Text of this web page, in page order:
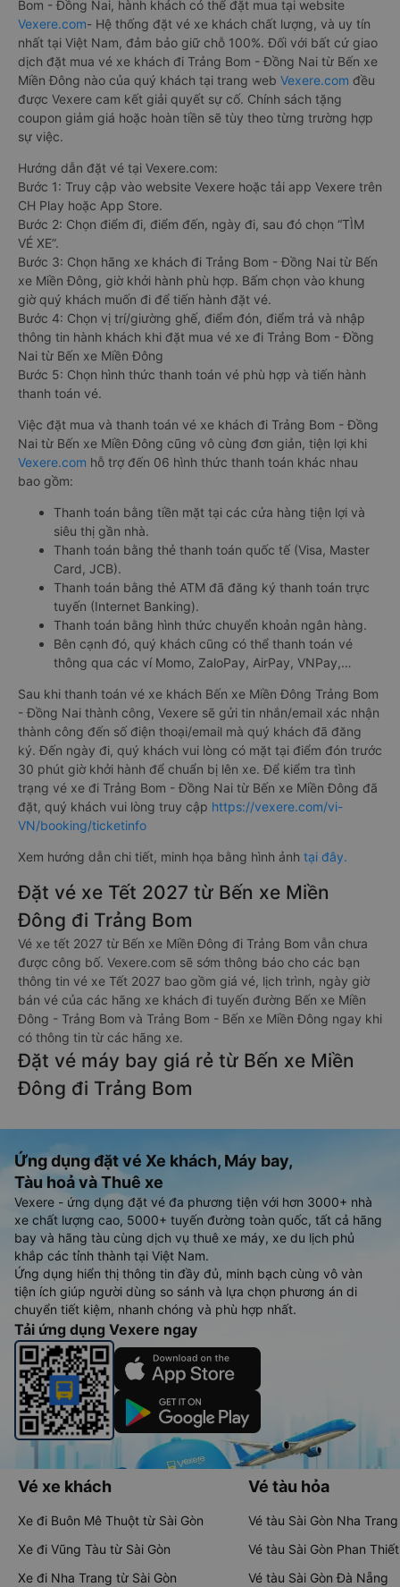
Bom - Đồng Nai, hành khách có thể đặt mua tại website
Vexere.com- Hệ thống đặt vé xe khách chất lượng, và uy tín
nhất tại Việt Nam, đảm bảo giữ chỗ 100%. Đối với bất cứ giao
dịch đặt mua vé xe khách đi Trảng Bom - Đồng Nai từ Bến xe
Miền Đông nào của quý khách tại trang web Vexere.com đều
được Vexere cam kết giải quyết sự cố. Chính sách tặng
coupon giảm giá hoặc hoàn tiền sẽ tùy theo từng trường hợp
sự việc.
Hướng dẫn đặt vé tại Vexere.com:
Bước 1: Truy cập vào website Vexere hoặc tải app Vexere trên
CH Play hoặc App Store.
Bước 2: Chọn điểm đi, điểm đến, ngày đi, sau đó chọn “TÌM
VÉ XE”.
Bước 3: Chọn hãng xe khách đi Trảng Bom - Đồng Nai từ Bến
xe Miền Đông, giờ khởi hành phù hợp. Bấm chọn vào khung
giờ quý khách muốn đi để tiến hành đặt vé.
Bước 4: Chọn vị trí/giường ghế, điểm đón, điểm trả và nhập
thông tin hành khách khi đặt mua vé xe đi Trảng Bom - Đồng
Nai từ Bến xe Miền Đông
Bước 5: Chọn hình thức thanh toán vé phù hợp và tiến hành
thanh toán vé.
Việc đặt mua và thanh toán vé xe khách đi Trảng Bom - Đồng
Nai từ Bến xe Miền Đông cũng vô cùng đơn giản, tiện lợi khi
Vexere.com hỗ trợ đến 06 hình thức thanh toán khác nhau
bao gồm:
Thanh toán bằng tiền mặt tại các cửa hàng tiện lợi và
siêu thị gần nhà.
Thanh toán bằng thẻ thanh toán quốc tế (Visa, Master
Card, JCB).
Thanh toán bằng thẻ ATM đã đăng ký thanh toán trực
tuyến (Internet Banking).
Thanh toán bằng hình thức chuyển khoản ngân hàng.
Bên cạnh đó, quý khách cũng có thể thanh toán vé
thông qua các ví Momo, ZaloPay, AirPay, VNPay,…
Sau khi thanh toán vé xe khách Bến xe Miền Đông Trảng Bom
- Đồng Nai thành công, Vexere sẽ gửi tin nhắn/email xác nhận
thành công đến số điện thoại/email mà quý khách đã đăng
ký. Đến ngày đi, quý khách vui lòng có mặt tại điểm đón trước
30 phút giờ khởi hành để chuẩn bị lên xe. Để kiểm tra tình
trạng vé xe đi Trảng Bom - Đồng Nai từ Bến xe Miền Đông đã
đặt, quý khách vui lòng truy cập https://vexere.com/vi-
VN/booking/ticketinfo
Xem hướng dẫn chi tiết, minh họa bằng hình ảnh tại đây.
Đặt vé xe Tết 2027 từ Bến xe Miền
Đông đi Trảng Bom
Vé xe tết 2027 từ Bến xe Miền Đông đi Trảng Bom vẫn chưa
được công bố. Vexere.com sẽ sớm thông báo cho các bạn
thông tin vé xe Tết 2027 bao gồm giá vé, lịch trình, ngày giờ
bán vé của các hãng xe khách đi tuyến đường Bến xe Miền
Đông - Trảng Bom và Trảng Bom - Bến xe Miền Đông ngay khi
có thông tin từ các hãng xe.
Đặt vé máy bay giá rẻ từ Bến xe Miền
Đông đi Trảng Bom
Ứng dụng đặt vé Xe khách, Máy bay,
Tàu hoả và Thuê xe
Vexere - ứng dụng đặt vé đa phương tiện với hơn 3000+ nhà
xe chất lượng cao, 5000+ tuyến đường toàn quốc, tất cả hãng
bay và hãng tàu cùng dịch vụ thuê xe máy, xe du lịch phủ
khắp các tỉnh thành tại Việt Nam.
Ứng dụng hiển thị thông tin đầy đủ, minh bạch cùng vô vàn
tiện ích giúp người dùng so sánh và lựa chọn phương án di
chuyển tiết kiệm, nhanh chóng và phù hợp nhất.
Tải ứng dụng Vexere ngay
Vé xe khách
Xe đi Buôn Mê Thuột từ Sài Gòn
Xe đi Vũng Tàu từ Sài Gòn
Xe đi Nha Trang từ Sài Gòn
Vé tàu hỏa
Vé tàu Sài Gòn Nha Trang
Vé tàu Sài Gòn Phan Thiết
Vé tàu Sài Gòn Đà Nẵng